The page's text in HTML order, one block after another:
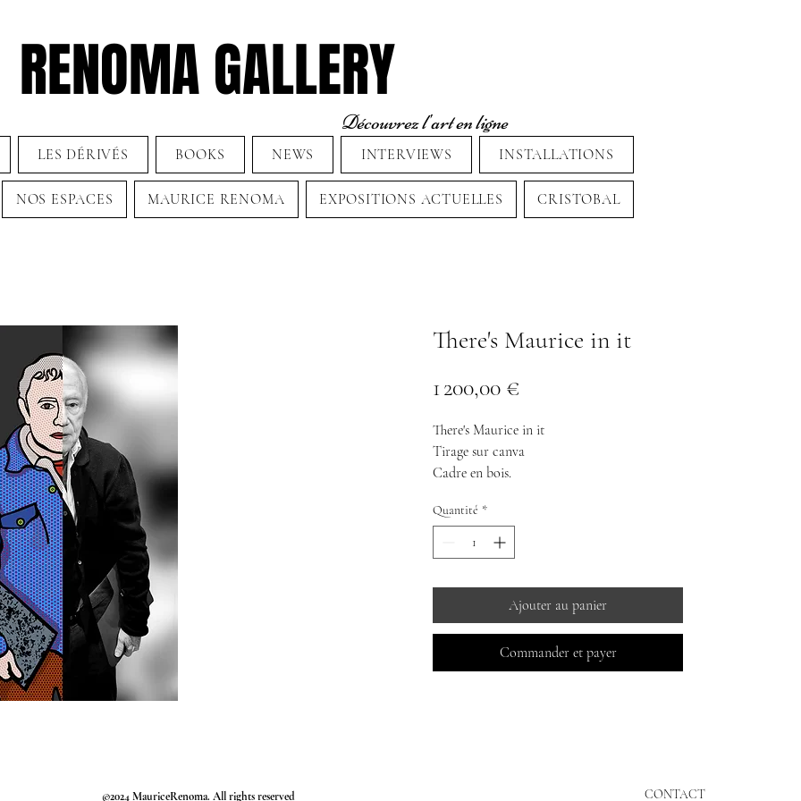
RENOMA GALLERY
Découvrez l'art en ligne
LES DÉRIVÉS BOOKS NEWS INTERVIEWS INSTALLATIONS
NOS ESPACES MAURICE RENOMA EXPOSITIONS ACTUELLES CRISTOBAL
There's Maurice in it
1 200,00 €
There's Maurice in it
Tirage sur canva
Cadre en bois.
20 Exemplaires
By Maurice Renoma
Oeuvre livrée avec certificat d'authenticité
Quantité *
Ajouter au panier
Commander et payer
©2024 MauriceRenoma. All rights reserved CONTACT